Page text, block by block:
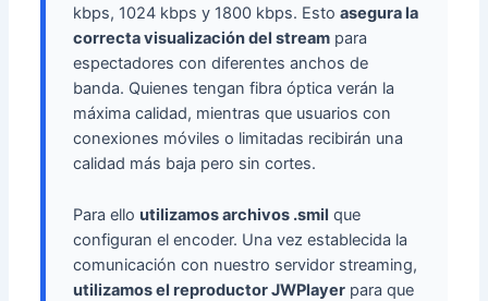
kbps, 1024 kbps y 1800 kbps. Estoasegura la
correcta visualización del stream para
espectadores con diferentes anchos de
banda. Quienes tengan fibra óptica verán la
máxima calidad, mientras que usuarios con
conexiones móviles o limitadas recibirán una
calidad más baja pero sin cortes.
Para elloutilizamos archivos .smil que
configuran el encoder. Una vez establecida la
comunicación con nuestro servidor streaming,
utilizamos el reproductor JWPlayer para que